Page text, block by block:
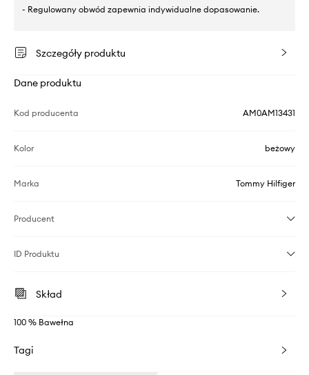
- Regulowany obwód zapewnia indywidualne dopasowanie.
Szczegóły produktu
Dane produktu
Kod producenta AM0AM13431
Kolor beżowy
Marka Tommy Hilfiger
Producent
ID Produktu
Skład
100 % Bawełna
Tagi